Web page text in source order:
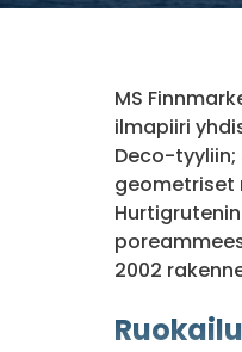
MS
ilmapiiri
Deco-
geometriset
2002
Ruokailu